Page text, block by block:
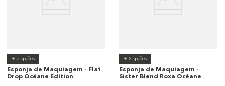
+ 3opções
Esponja de Maquiagem - Flat
Drop Océane Edition
+ 2opções
Esponja de Maquiagem -
Sister Blend Roxa Océane